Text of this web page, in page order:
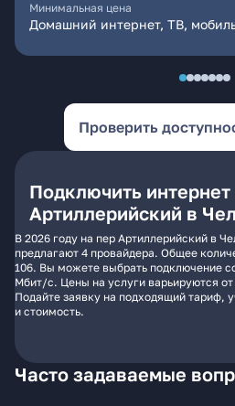
Минимальная цена
Домашний интернет, ТВ,
Проверить
Подключить интернет
Артиллерийский в
В 2026 году на пер Артиллерийский в
предлагают 4 провайдера. Общее
106. Вы можете выбрать подключение
Мбит/с. Цены на услуги варьируются
Подайте заявку на подходящий тариф,
и стоимость.
Часто задаваемые